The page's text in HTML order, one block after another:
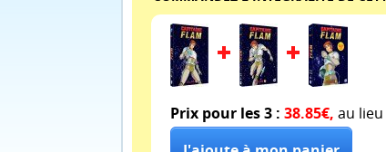
Prix pour les 3 : 38.85€, au